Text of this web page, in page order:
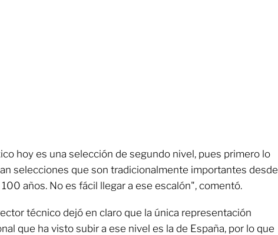
hoy es una selección de segundo nivel, pues primero lo
selecciones que son tradicionalmente importantes desde
100 años. No es fácil llegar a ese escalón", comentó.
técnico dejó en claro que la única representación
que ha visto subir a ese nivel es la de España, por lo que